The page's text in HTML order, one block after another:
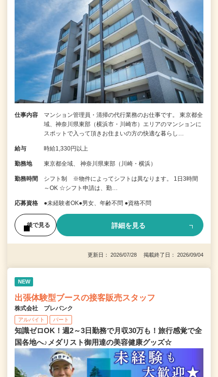
仕事内容
マンション管理員・清掃の代行業務のお仕事です。 東京都全
域、神奈川県東部（横浜市・川崎市）エリアのマンションに
スポットで入って頂きお住まいの方の快適な暮らし…
給与 時給1,330円以上
勤務地 東京都全域、 神奈川県東部（川崎・横浜）
勤務時間
シフト制 ※物件によってシフトは異なります。 1日3時間
～OK ☆シフト申請は、勤…
応募資格 ●未経験者OK●男女、年齢不問 ●資格不問
後で見る 詳細を見る
更新日： 2026/07/28 掲載終了日： 2026/09/04
NEW
出張体験型ブースの接客販売スタッフ
株式会社 プレバンク
アルバイト パート
知識ゼロOK！週2～3日勤務で月収30万も！旅行感覚で全
国各地へ♪メダリスト御用達の美容健康グッズ☆